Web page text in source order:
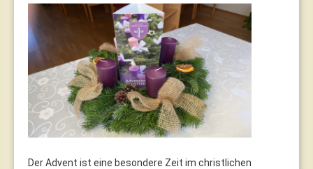
Der Advent ist eine besondere Zeit im christlichen